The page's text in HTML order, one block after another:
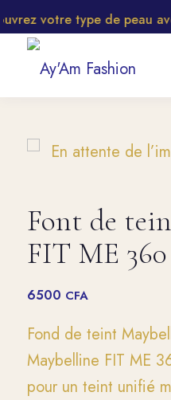
votre type de peau
Font de
FIT ME 360
6500 CFA
Fond de teint
Maybelline FIT ME
pour un teint unifié